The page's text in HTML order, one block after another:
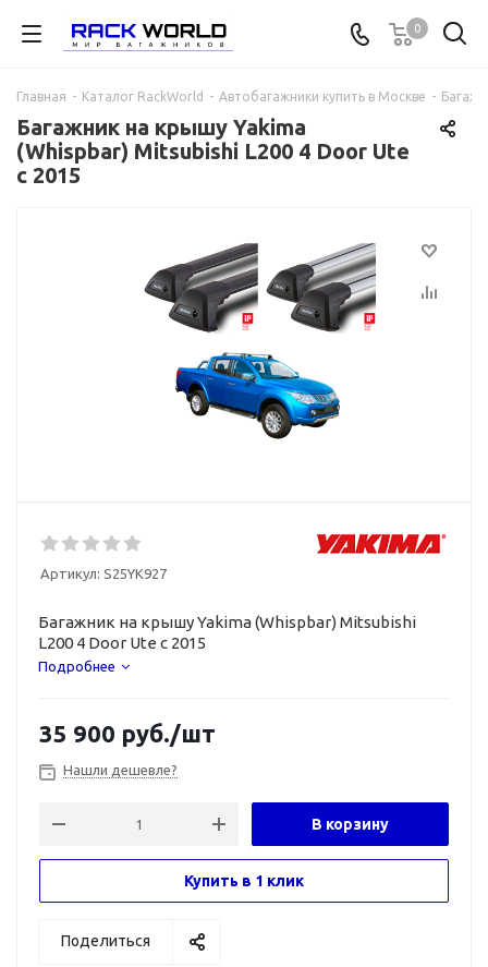
0
Главная - Каталог RackWorld - Автобагажники купить в Москве -
Багажник на крышу Yakima
(Whispbar) Mitsubishi L200 4 Door Ute
с 2015
Артикул: S25YK927
Багажник на крышу Yakima (Whispbar) Mitsubishi
L200 4 Door Ute с 2015
Подробнее
35 900 руб./шт
Нашли дешевле?
В корзину
Купить в 1 клик
Поделиться